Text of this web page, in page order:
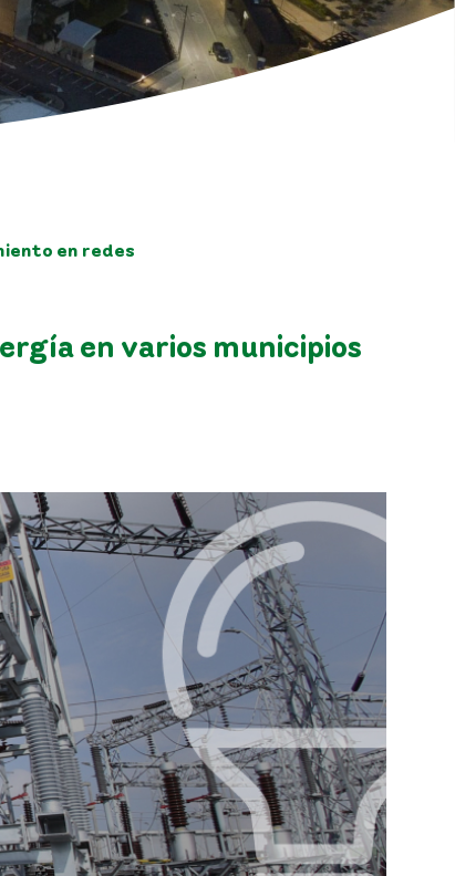
en redes
en varios municipios